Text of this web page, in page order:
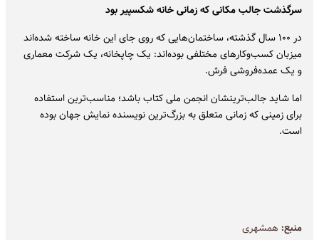
سرگذشت جالب مکانی که زمانی خانه شکسپیر بود
در ۱۰۰ سال گذشته، ساختمان‌هایی که روی جای این خانه ساخته شده‌اند
میزبان کسب‌وکارهای مختلفی بوده‌اند: یک چاپخانه، یک شرکت معماری
و یک عمده‌فروشی فرش.
اما شاید جالب‌ترینشان انجمن ملی کتاب باشد؛ مناسب‌ترین استفاده
برای زمینی که زمانی متعلق به بزرگ‌ترین نویسنده نمایش جهان بوده
است.
منبع: همشهری